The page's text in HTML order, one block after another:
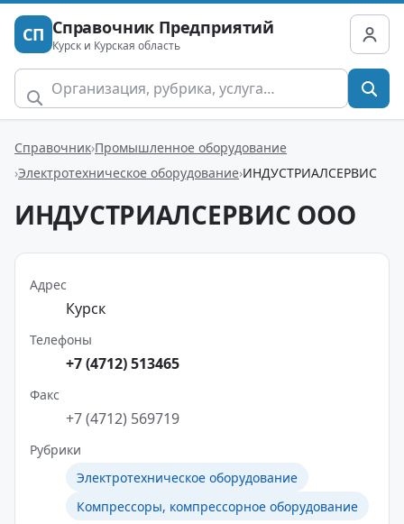
СП Справочник Предприятий
Курск и Курская область
Справочник Промышленное оборудование
Электротехническое оборудование ИНДУСТРИАЛСЕРВИС
ИНДУСТРИАЛСЕРВИС ООО
Адрес
Курск
Телефоны
+7 (4712) 513465
Факс
+7 (4712) 569719
Рубрики
Электротехническое оборудование
Компрессоры, компрессорное оборудование